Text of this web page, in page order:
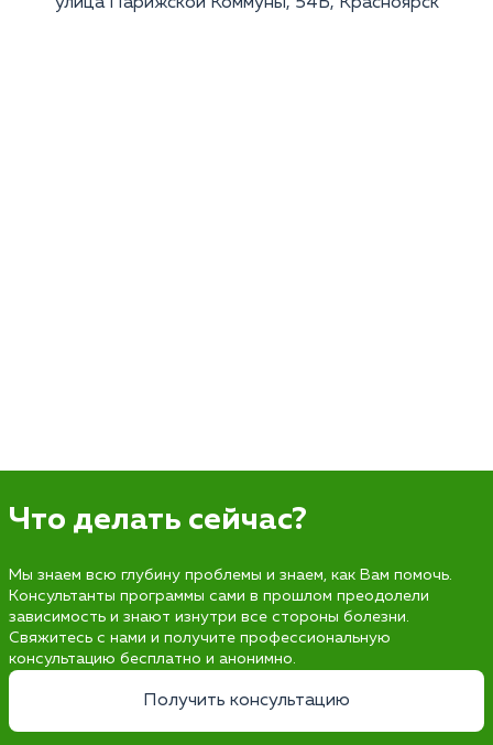
Что делать сейчас?
Мы знаем всю глубину проблемы и знаем, как Вам помочь.
Консультанты программы сами в прошлом преодолели
зависимость и знают изнутри все стороны болезни.
Свяжитесь с нами и получите профессиональную
консультацию бесплатно и анонимно.
Получить консультацию